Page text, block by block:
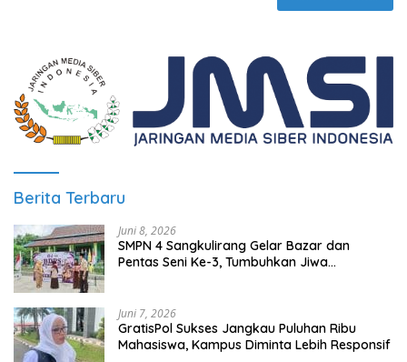
Berita Terbaru
Juni 8, 2026
SMPN 4 Sangkulirang Gelar Bazar dan
Pentas Seni Ke-3, Tumbuhkan Jiwa
Juni 7, 2026
GratisPol Sukses Jangkau Puluhan Ribu
Mahasiswa, Kampus Diminta Lebih Responsif